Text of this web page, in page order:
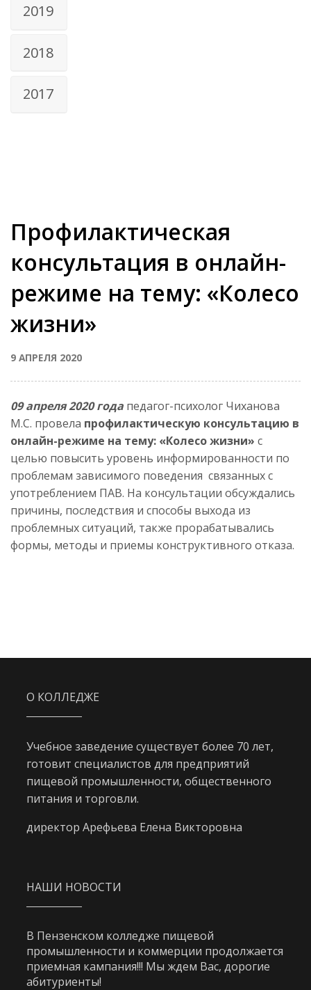
2019
2018
2017
Профилактическая
консультация в онлайн-
режиме на тему: «Колесо
жизни»
9 АПРЕЛЯ 2020
09 апреля 2020 года педагог-психолог Чиханова
М.С. провела профилактическую консультацию в
онлайн-режиме на тему: «Колесо жизни» с
целью повысить уровень информированности по
проблемам зависимого поведения связанных с
употреблением ПАВ. На консультации обсуждались
причины, последствия и способы выхода из
проблемных ситуаций, также прорабатывались
формы, методы и приемы конструктивного отказа.
О КОЛЛЕДЖЕ
Учебное заведение существует более 70 лет,
готовит специалистов для предприятий
пищевой промышленности, общественного
питания и торговли.
директор Арефьева Елена Викторовна
НАШИ НОВОСТИ
В Пензенском колледже пищевой
промышленности и коммерции продолжается
приемная кампания!!! Мы ждем Вас, дорогие
абитуриенты!